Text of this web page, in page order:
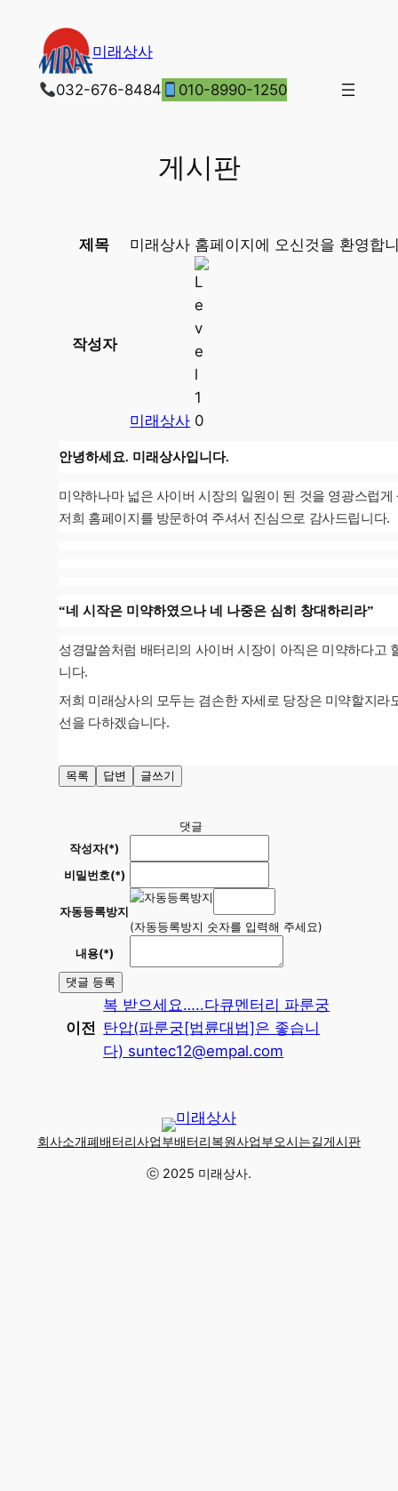
미래상사
032-676-8484 010-8990-1250
게시판
제목 미래상사 홈페이지에 오신것을 환영합
작성자
미래상사
안녕하세요. 미래상사입니다.
미약하나마 넓은 사이버 시장의 일원이 된 것을 영광스럽게
저희 홈페이지를 방문하여 주셔서 진심으로 감사드립니다.
“네 시작은 미약하였으나 네 나중은 심히 창대하리라”
성경말씀처럼 배터리의 사이버 시장이 아직은 미약하다고
니다.
저희 미래상사의 모두는 겸손한 자세로 당장은 미약할지
선을 다하겠습니다.
목록 답변 글쓰기
댓글
작성자(*)
비밀번호(*)
자동등록방지
(자동등록방지 숫자를 입력해 주세요)
내용(*)
댓글 등록
이전
복 받으세요…..다큐멘터리 파룬궁
탄압(파룬궁[법륜대법]은 좋습니
다) suntec12@empal.com
회사소개폐배터리사업부배터리복원사업부오시는길게시판
ⓒ 2025 미래상사.